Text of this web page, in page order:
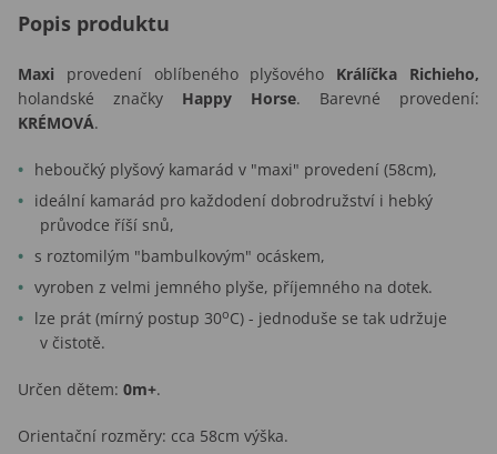
Popis produktu
Maxi provedení oblíbeného plyšového Králíčka Richieho,
holandské značky Happy Horse. Barevné provedení:
KRÉMOVÁ.
heboučký plyšový kamarád v "maxi" provedení (58cm),
ideální kamarád pro každodení dobrodružství i hebký
průvodce říší snů,
s roztomilým "bambulkovým" ocáskem,
vyroben z velmi jemného plyše, příjemného na dotek.
lze prát (mírný postup 30oC) - jednoduše se tak udržuje
v čistotě.
Určen dětem: 0m+.
Orientační rozměry: cca 58cm výška.